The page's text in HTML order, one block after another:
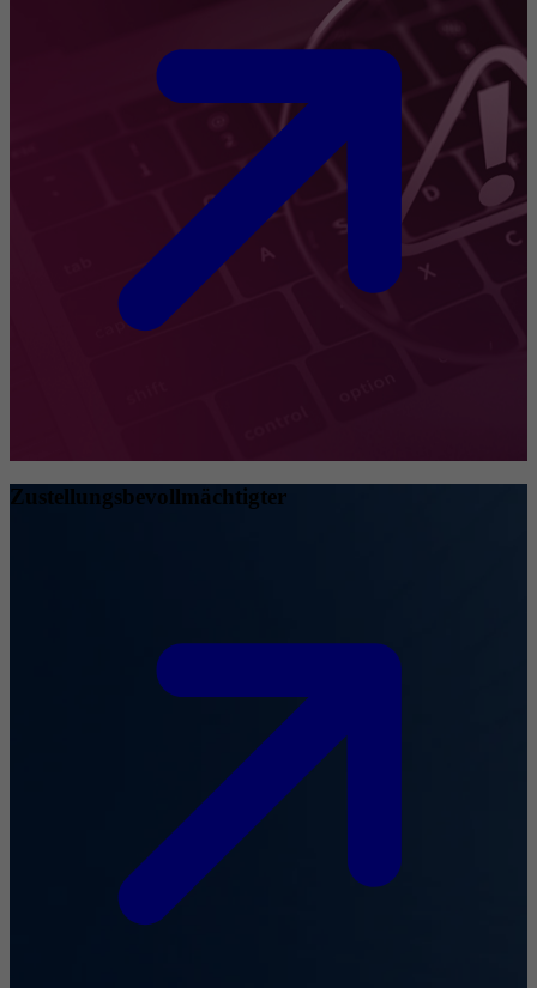
Zustellungsbevollmächtigter